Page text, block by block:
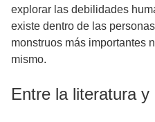
explorar las debilidades
existe dentro de las
monstruos más importantes
mismo.
Entre la literatura y